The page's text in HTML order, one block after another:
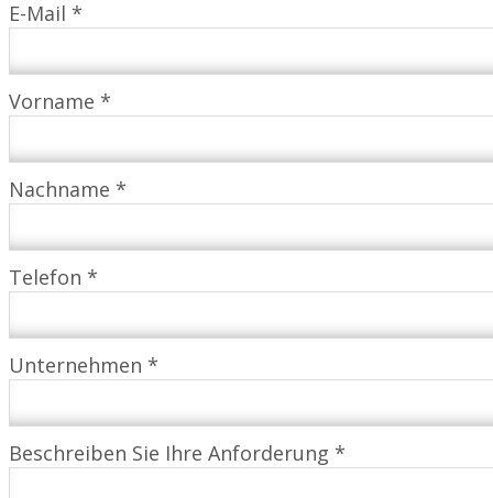
E-Mail *
Vorname *
Nachname *
Telefon *
Unternehmen *
Beschreiben Sie Ihre Anforderung *